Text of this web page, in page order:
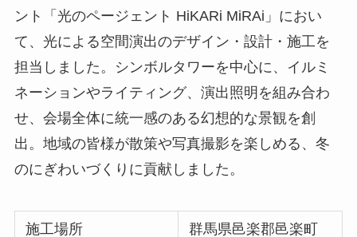
ント「光のページェント HiKARi MiRAi」におい
て、光による空間演出のデザイン・設計・施工を
担当しました。シンボルタワーを中心に、イルミ
ネーションやライティング、演出照明を組み合わ
せ、会場全体に統一感のある幻想的な景観を創
出。地域の皆様が散策や写真撮影を楽しめる、冬
のにぎわいづくりに貢献しました。
施工場所 群馬県邑楽郡邑楽町